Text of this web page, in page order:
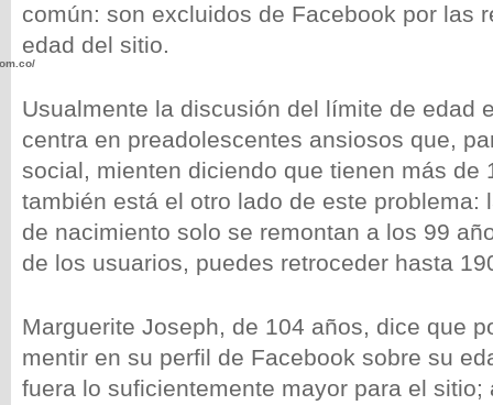
común: son excluidos de Facebook por las
edad del sitio.
Usualmente la discusión del límite de edad
centra en preadolescentes ansiosos que,
social, mienten diciendo que tienen más de
también está el otro lado de este problema:
de nacimiento solo se remontan a los 99
de los usuarios, puedes retroceder hasta
Marguerite Joseph, de 104 años, dice que
mentir en su perfil de Facebook sobre su
fuera lo suficientemente mayor para el sitio;
wp-
wp-
wp-